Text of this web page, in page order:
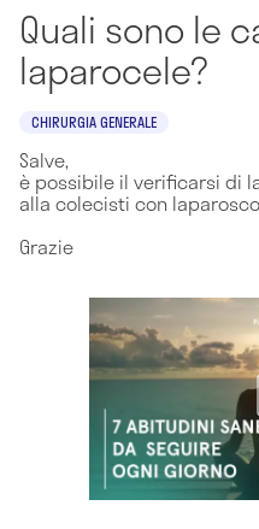
Quali sono le
laparocele?
CHIRURGIA GENERALE
Salve,
è possibile il verificarsi di
alla colecisti con
Grazie